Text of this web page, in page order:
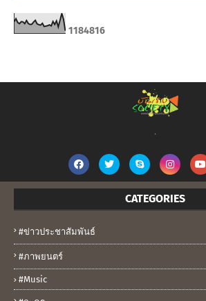
1184816
.
CATEGORIES
#ข่าวประชาสัมพันธ์
#ภาพยนตร์
#music